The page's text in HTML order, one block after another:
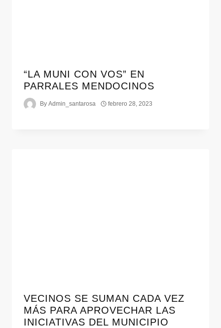
“LA MUNI CON VOS” EN
PARRALES MENDOCINOS
By Admin_santarosa febrero 28, 2023
VECINOS SE SUMAN CADA VEZ
MÁS PARA APROVECHAR LAS
INICIATIVAS DEL MUNICIPIO